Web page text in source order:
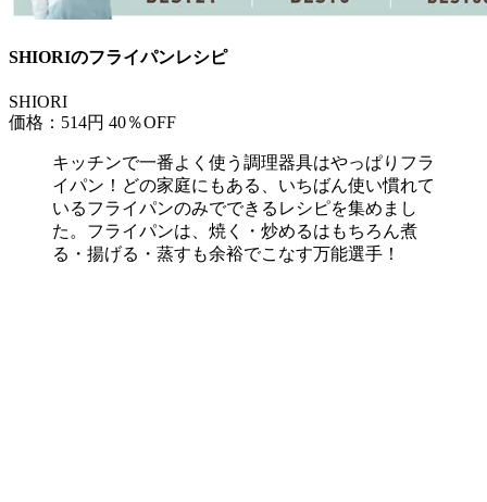
SHIORIのフライパンレシピ
SHIORI
価格：514円 40％OFF
キッチンで一番よく使う調理器具はやっぱりフラ
イパン！どの家庭にもある、いちばん使い慣れて
いるフライパンのみでできるレシピを集めまし
た。フライパンは、焼く・炒めるはもちろん煮
る・揚げる・蒸すも余裕でこなす万能選手！